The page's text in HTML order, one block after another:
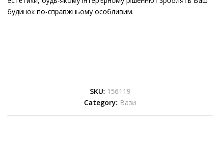
будинок по-справжньому особливим.
SKU: 156119
Category: Вази